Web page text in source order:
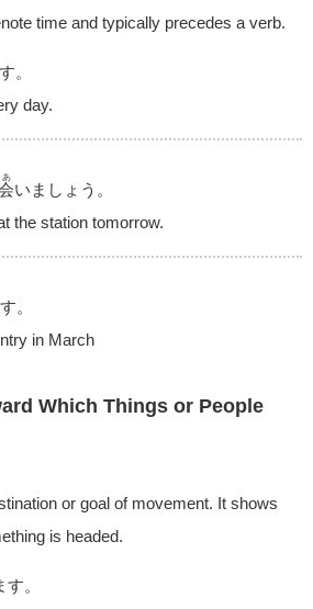
time and typically precedes a verb.
。
day.
あ
いましょう。
the station tomorrow.
。
in March
Which Things or People
or goal of movement. It shows
is headed.
す。